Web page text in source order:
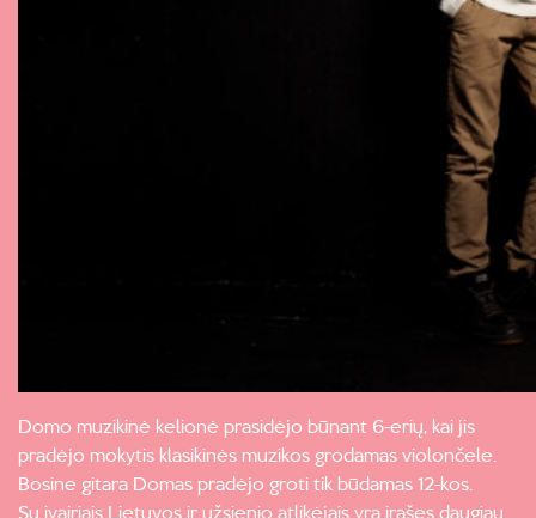
Domo muzikinė kelionė prasidėjo būnant 6-erių, kai jis
pradėjo mokytis klasikinės muzikos grodamas violončele.
Bosine gitara Domas pradėjo groti tik būdamas 12-kos.
Su įvairiais Lietuvos ir užsienio atlikėjais yra įrašęs daugiau